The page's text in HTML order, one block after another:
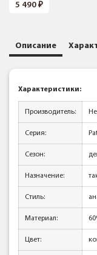
5 490
Описание
Характеристики:
Производитель:
Серия:
Сезон:
Назначение:
Стиль:
Материал:
Цвет: